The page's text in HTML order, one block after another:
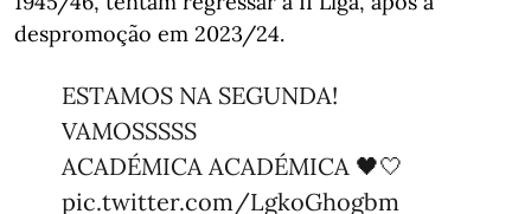
despromoção em 2023/24.
ESTAMOS NA SEGUNDA!
VAMOSSSSS
ACADÉMICA ACADÉMICA 🖤🤍
pic.twitter.com/LgkoGhogbm